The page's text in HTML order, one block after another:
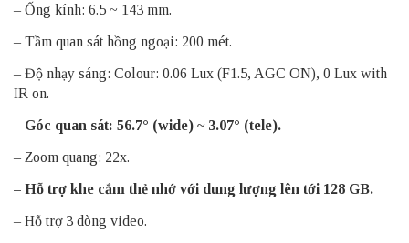
– Ống kính: 6.5 ~ 143 mm.
– Tầm quan sát hồng ngoại: 200 mét.
– Độ nhạy sáng: Colour: 0.06 Lux (F1.5, AGC ON), 0 Lux with
IR on.
– Góc quan sát: 56.7° (wide) ~ 3.07° (tele).
– Zoom quang: 22x.
– Hỗ trợ khe cắm thẻ nhớ với dung lượng lên tới 128 GB.
– Hỗ trợ 3 dòng video.